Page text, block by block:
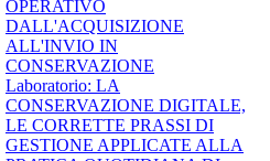
OPERATIVO
DALL'ACQUISIZIONE
ALL'INVIO IN
CONSERVAZIONE
Laboratorio: LA
CONSERVAZIONE DIGITALE,
LE CORRETTE PRASSI DI
GESTIONE APPLICATE ALLA